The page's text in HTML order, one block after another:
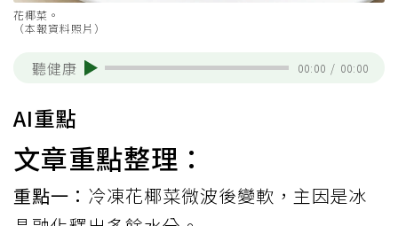
花椰菜。
（本報資料照片）
聽健康 00:00 / 00:00
AI重點
文章重點整理：
重點一： 冷凍花椰菜微波後變軟，主因是冰